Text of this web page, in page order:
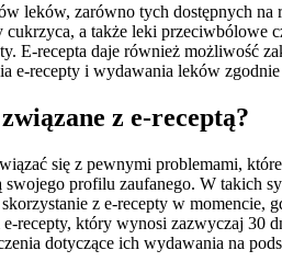
leków, zarówno tych dostępnych
a także leki
E-recepta daje również możliwość
e-recepty i wydawania leków
z e-receptą?
się z pewnymi problemami,
swojego profilu zaufanego. W takich
z e-recepty w momencie,
recepty, który wynosi zazwyczaj 30
dotyczące ich wydawania na